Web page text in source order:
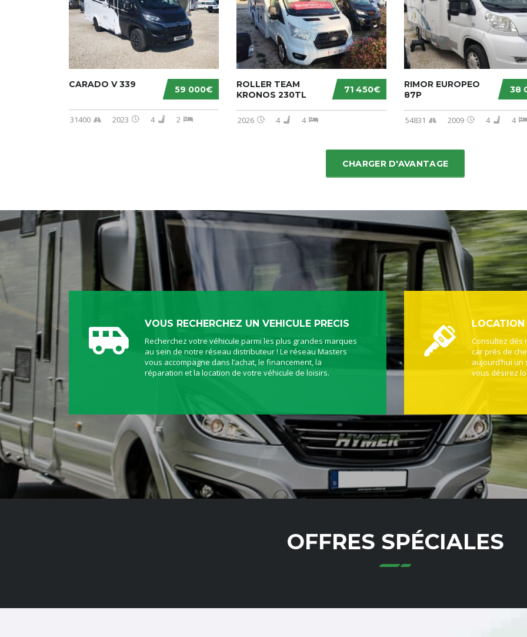
59 000€
CARADO V 339
31400 2023 4 2
71 450€
ROLLER TEAM
KRONOS 230TL
2026 4 4
38
RIMOR EUROPEO
87P
54831 2009 4 4
CHARGER D'AVANTAGE
VOUS RECHERCHEZ UN VEHICULE PRECIS
Recherchez votre véhicule parmi les plus grandes marques
au sein de notre réseau distributeur ! Le réseau Masters
vous accompagne dans l’achat, le financement, la
réparation et la location de votre véhicule de loisirs.
LOCATION
Consultez dés
car prés de
aujourd’hui
vous désirez
OFFRES SPÉCIALES